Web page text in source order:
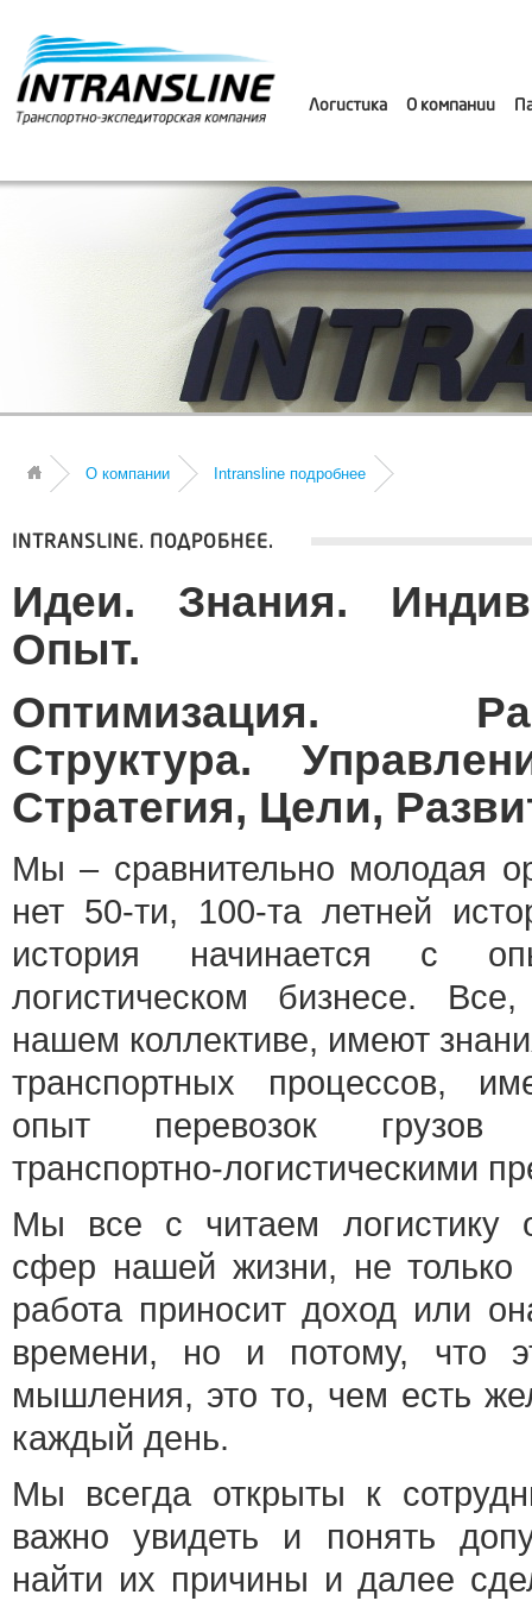
Логистика О компании
О компании Intransline подробнее
INTRANSLINE. ПОДРОБНЕЕ.
Идеи. Знания.
Опыт.
Оптимизация.
Структура.
Стратегия, Цели,
Мы – сравнительно молодая
нет 50-ти, 100-та летней
история начинается с
логистическом бизнесе.
нашем коллективе, имеют
транспортных процессов,
опыт перевозок грузов
транспортно-логистическими
Мы все с читаем логистику
сфер нашей жизни, не только
работа приносит доход или
времени, но и потому, что
мышления, это то, чем есть
каждый день.
Мы всегда открыты к
важно увидеть и понять
найти их причины и далее